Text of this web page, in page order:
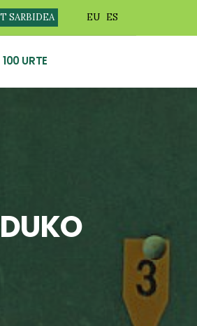
SARBIDEA EU ES
100 URTE